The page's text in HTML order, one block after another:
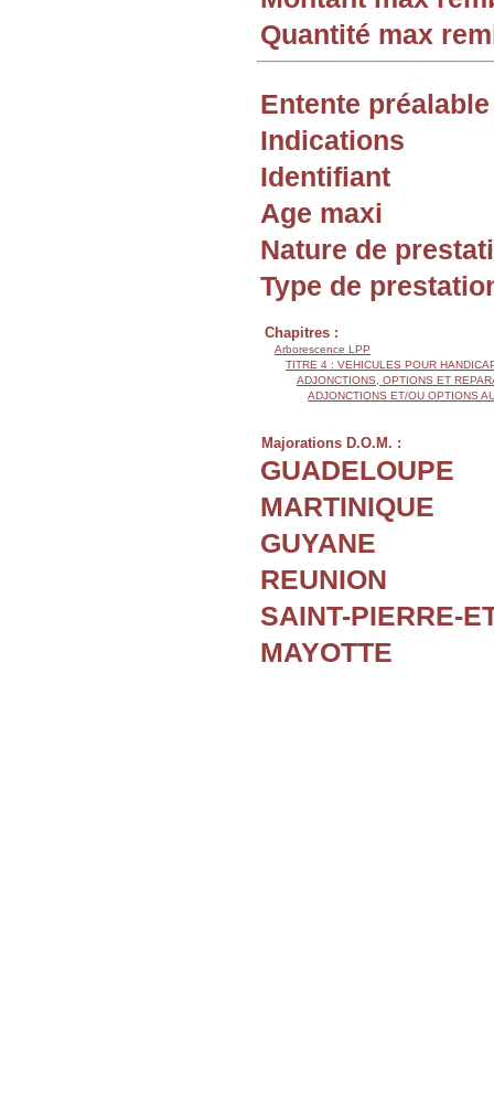
Quantité max
Entente préalable
Indications
Identifiant
Age maxi
Nature de
Type de
Chapitres :
Arborescence LPP
TITRE 4 : VEHICULES POUR
ADJONCTIONS, OPTIONS ET
ADJONCTIONS ET/OU OPTIONS
Majorations D.O.M. :
GUADELOUPE
MARTINIQUE
GUYANE
REUNION
SAINT-PIERRE-
MAYOTTE